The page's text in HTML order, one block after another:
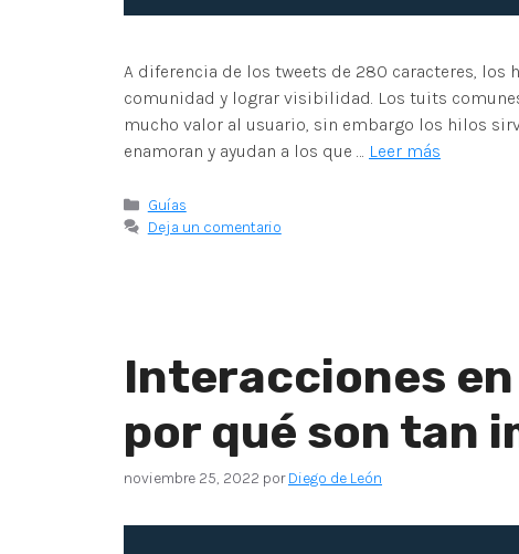
A diferencia de los tweets de 280 caracteres,
comunidad y lograr visibilidad. Los tuits
mucho valor al usuario, sin embargo los hilos
enamoran y ayudan a los que … Leer más
Guías
Deja un comentario
Interacciones
por qué son tan
noviembre 25, 2022 por Diego de León